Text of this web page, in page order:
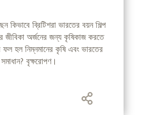
কিভাবে ব্রিটিশরা ভারতের বয়ন শিল্প
জীবিকা অর্জনের জন্য কৃষিকাজ করতে
হল নিম্নমানের কৃষি এবং ভারতের
বৃক্ষরোপণ।